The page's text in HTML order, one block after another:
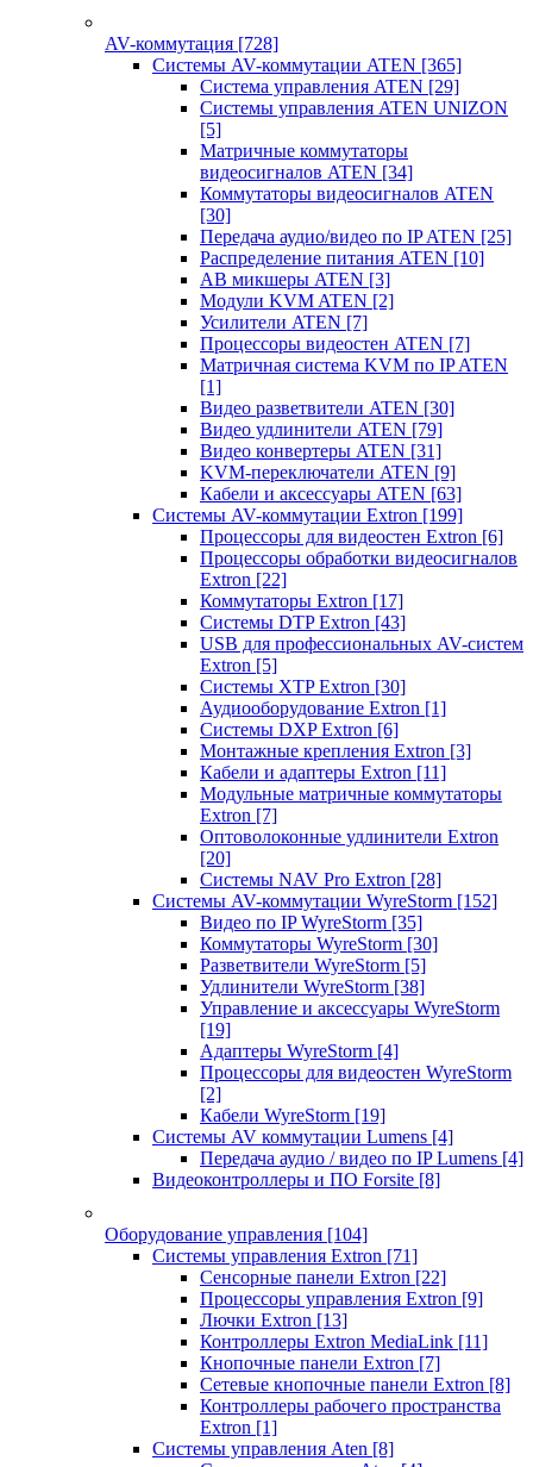
AV-коммутация [728]
Системы AV-коммутации ATEN [365]
Система управления ATEN [29]
Системы управления ATEN UNIZON
[5]
Матричные коммутаторы
видеосигналов ATEN [34]
Коммутаторы видеосигналов ATEN
[30]
Передача аудио/видео по IP ATEN [25]
Распределение питания ATEN [10]
АВ микшеры ATEN [3]
Модули KVM ATEN [2]
Усилители ATEN [7]
Процессоры видеостен ATEN [7]
Матричная система KVM по IP ATEN
[1]
Видео разветвители ATEN [30]
Видео удлинители ATEN [79]
Видео конвертеры ATEN [31]
KVM-переключатели ATEN [9]
Кабели и аксессуары ATEN [63]
Системы AV-коммутации Extron [199]
Процессоры для видеостен Extron [6]
Процессоры обработки видеосигналов
Extron [22]
Коммутаторы Extron [17]
Системы DTP Extron [43]
USB для профессиональных AV-систем
Extron [5]
Системы XTP Extron [30]
Аудиооборудование Extron [1]
Системы DXP Extron [6]
Монтажные крепления Extron [3]
Кабели и адаптеры Extron [11]
Модульные матричные коммутаторы
Extron [7]
Оптоволоконные удлинители Extron
[20]
Системы NAV Pro Extron [28]
Системы AV-коммутации WyreStorm [152]
Видео по IP WyreStorm [35]
Коммутаторы WyreStorm [30]
Разветвители WyreStorm [5]
Удлинители WyreStorm [38]
Управление и аксессуары WyreStorm
[19]
Адаптеры WyreStorm [4]
Процессоры для видеостен WyreStorm
[2]
Кабели WyreStorm [19]
Системы AV коммутации Lumens [4]
Передача аудио / видео по IP Lumens [4]
Видеоконтроллеры и ПО Forsite [8]
Оборудование управления [104]
Системы управления Extron [71]
Сенсорные панели Extron [22]
Процессоры управления Extron [9]
Лючки Extron [13]
Контроллеры Extron MediaLink [11]
Кнопочные панели Extron [7]
Сетевые кнопочные панели Extron [8]
Контроллеры рабочего пространства
Extron [1]
Системы управления Aten [8]